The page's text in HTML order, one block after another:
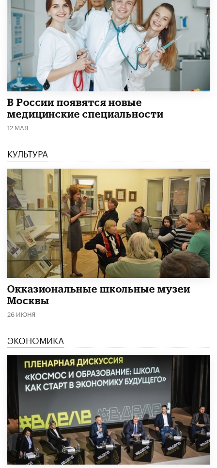
В России появятся новые
медицинские специальности
12 МАЯ
КУЛЬТУРА
​Окказиональные школьные музеи
Москвы
26 ИЮНЯ
ЭКОНОМИКА